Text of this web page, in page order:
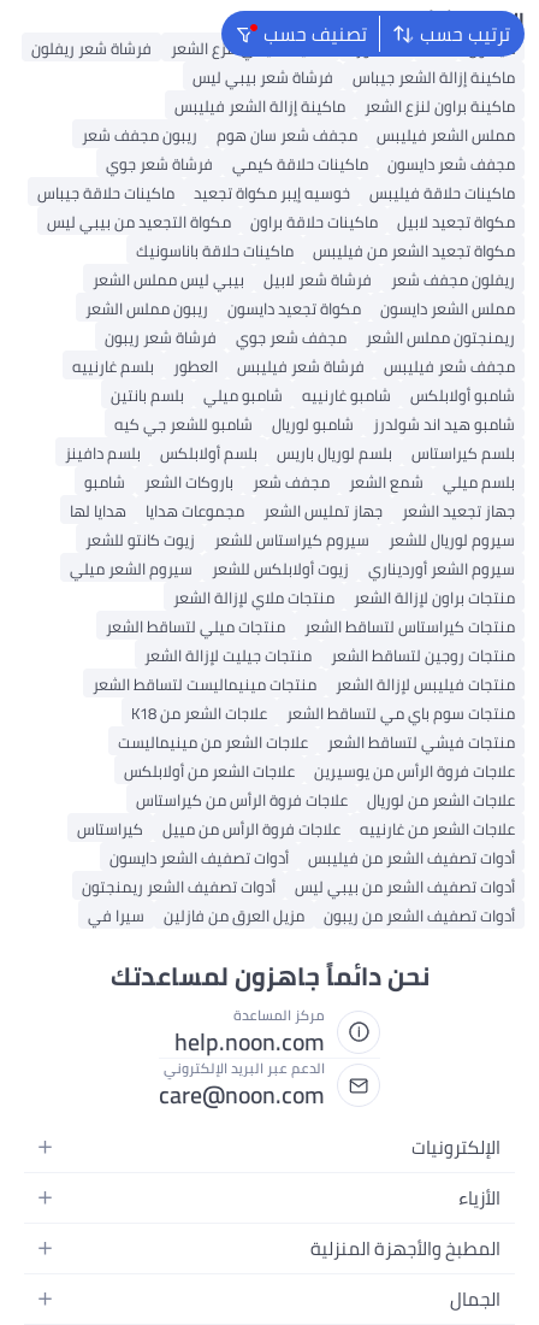
ترتيب حسب تصنيف حسب البحث الشائع
دايسون K18 ماء الورد ماكينة كيمي لنزع الشعر
فرشاة شعر ريفلون
ماكينة إزالة الشعر جيباس
فرشاة شعر بيبي ليس
ماكينة براون لنزع الشعر
ماكينة إزالة الشعر فيليبس
مملس الشعر فيليبس
مجفف شعر سان هوم
ريبون مجفف شعر
مجفف شعر دايسون
ماكينات حلاقة كيمي
فرشاة شعر جوي
ماكينات حلاقة فيليبس
خوسيه إيبر مكواة تجعيد
ماكينات حلاقة جيباس
مكواة تجعيد لابيل
ماكينات حلاقة براون
مكواة التجعيد من بيبي ليس
مكواة تجعيد الشعر من فيليبس
ماكينات حلاقة باناسونيك
ريفلون مجفف شعر
فرشاة شعر لابيل
بيبي ليس مملس الشعر
مملس الشعر دايسون
مكواة تجعيد دايسون
ريبون مملس الشعر
ريمنجتون مملس الشعر
مجفف شعر جوي
فرشاة شعر ريبون
مجفف شعر فيليبس
فرشاة شعر فيليبس العطور
بلسم غارنييه
شامبو أولابلكس
شامبو غارنييه شامبو ميلي
بلسم بانتين
شامبو هيد اند شولدرز
شامبو لوريال
شامبو للشعر جي كيه
بلسم كيراستاس
بلسم لوريال باريس بلسم أولابلكس
بلسم دافينز
بلسم ميلي
شمع الشعر مجفف شعر باروكات الشعر
شامبو
جهاز تجعيد الشعر
جهاز تمليس الشعر مجموعات هدايا
هدايا لها
سيروم لوريال للشعر
سيروم كيراستاس للشعر
زيوت كانتو للشعر
سيروم الشعر أورديناري
زيوت أولابلكس للشعر
سيروم الشعر ميلي
منتجات براون لإزالة الشعر
منتجات ملاي لإزالة الشعر
منتجات كيراستاس لتساقط الشعر
منتجات ميلي لتساقط الشعر
منتجات روجين لتساقط الشعر
منتجات جيليت لإزالة الشعر
منتجات فيليبس لإزالة الشعر
منتجات مينيماليست لتساقط الشعر
منتجات سوم باي مي لتساقط الشعر
علاجات الشعر من K18
منتجات فيشي لتساقط الشعر
علاجات الشعر من مينيماليست
علاجات فروة الرأس من يوسيرين
علاجات الشعر من أولابلكس
علاجات الشعر من لوريال
علاجات فروة الرأس من كيراستاس
علاجات الشعر من غارنييه
علاجات فروة الرأس من مييل
كيراستاس
أدوات تصفيف الشعر من فيليبس
أدوات تصفيف الشعر دايسون
أدوات تصفيف الشعر من بيبي ليس
أدوات تصفيف الشعر ريمنجتون
أدوات تصفيف الشعر من ريبون
مزيل العرق من فازلين سيرا في
نحن دائماً جاهزون لمساعدتك
مركز المساعدة
help.noon.com
الدعم عبر البريد الإلكتروني
care@noon.com
الإلكترونيات
الهواتف المتحركة
أجهزة الكمبيوتر المحمولة
التلفزيونات
الأزياء
أحذية رياضية رجالية
الساعات
المطبخ والأجهزة المنزلية
الأجهزة الكبيرة
الجمال